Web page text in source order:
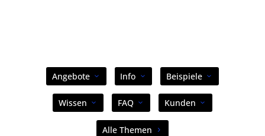
Angebote Info Beispiele
Wissen FAQ Kunden
Alle Themen